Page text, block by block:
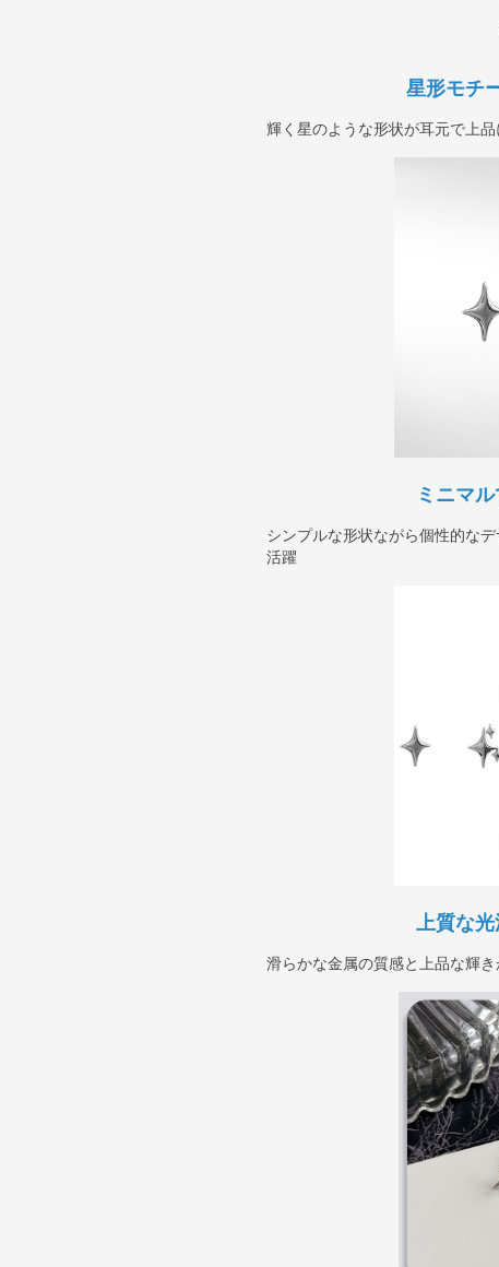
星形モチ
輝く星のような形状が耳元で上
ミニマ
シンプルな形状ながら個性的な
活躍
上質な光
滑らかな金属の質感と上品な輝